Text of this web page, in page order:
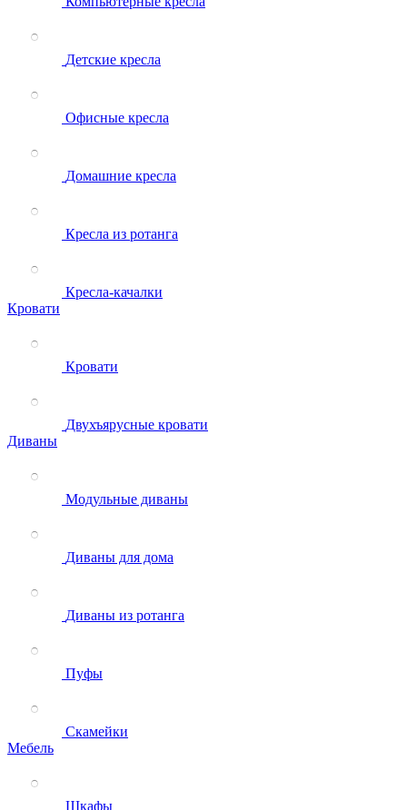
Детские кресла
Офисные кресла
Домашние кресла
Кресла из ротанга
Кресла-качалки
Кровати
Кровати
Двухъярусные кровати
Диваны
Модульные диваны
Диваны для дома
Диваны из ротанга
Пуфы
Скамейки
Мебель
Шкафы